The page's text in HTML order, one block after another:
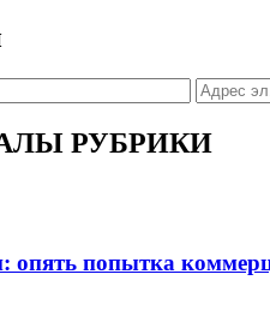
РУБРИКИ
попытка